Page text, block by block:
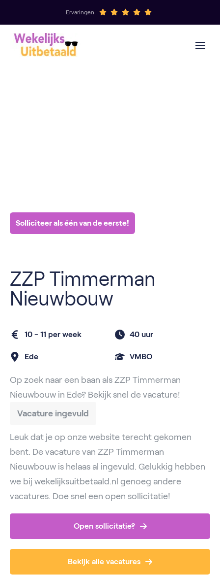
Ervaringen
Solliciteer als één van de eerste!
ZZP Timmerman
Nieuwbouw
10 - 11 per week 40 uur
Ede VMBO
Op zoek naar een baan als ZZP Timmerman
Nieuwbouw in Ede? Bekijk snel de vacature!
Vacature ingevuld
Leuk dat je op onze website terecht gekomen
bent. De vacature van ZZP Timmerman
Nieuwbouw is helaas al ingevuld. Gelukkig hebben
we bij wekelijksuitbetaald.nl genoeg andere
vacatures. Doe snel een open sollicitatie!
Open sollicitatie?
Bekijk alle vacatures